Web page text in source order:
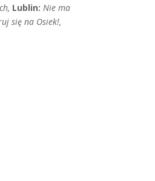
Lublin: Nie ma
się na Osiek!,